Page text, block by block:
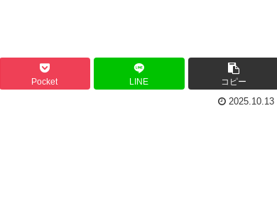
Pocket LINE コピー
2025.10.13